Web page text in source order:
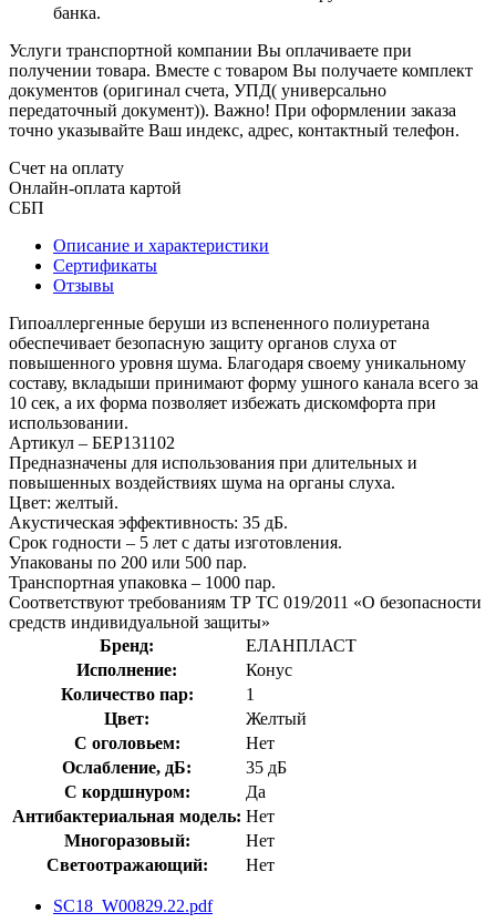
банка.
Услуги транспортной компании Вы оплачиваете при
получении товара. Вместе с товаром Вы получаете комплект
документов (оригинал счета, УПД( универсально
передаточный документ)). Важно! При оформлении заказа
точно указывайте Ваш индекс, адрес, контактный телефон.
Счет на оплату
Онлайн-оплата картой
СБП
Описание и характеристики
Сертификаты
Отзывы
Гипоаллергенные беруши из вспененного полиуретана
обеспечивает безопасную защиту органов слуха от
повышенного уровня шума. Благодаря своему уникальному
составу, вкладыши принимают форму ушного канала всего за
10 сек, а их форма позволяет избежать дискомфорта при
использовании.
Артикул – БЕР131102
Предназначены для использования при длительных и
повышенных воздействиях шума на органы слуха.
Цвет: желтый.
Акустическая эффективность: 35 дБ.
Срок годности – 5 лет с даты изготовления.
Упакованы по 200 или 500 пар.
Транспортная упаковка – 1000 пар.
Соответствуют требованиям ТР ТС 019/2011 «О безопасности
средств индивидуальной защиты»
Бренд:
ЕЛАНПЛАСТ
Исполнение:
Конус
Количество пар:
1
Цвет:
Желтый
С оголовьем:
Нет
Ослабление, дБ:
35 дБ
С кордшнуром:
Да
Антибактериальная модель: Нет
Многоразовый:
Нет
Светоотражающий:
Нет
SC18_W00829.22.pdf